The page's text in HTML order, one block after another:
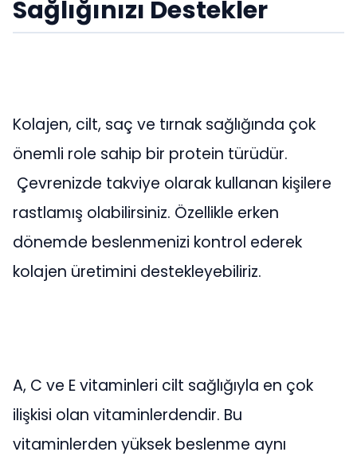
Sağlığınızı Destekler
Kolajen, cilt, saç ve tırnak sağlığında çok
önemli role sahip bir protein türüdür.
Çevrenizde takviye olarak kullanan kişilere
rastlamış olabilirsiniz. Özellikle erken
dönemde beslenmenizi kontrol ederek
kolajen üretimini destekleyebiliriz.
A, C ve E vitaminleri cilt sağlığıyla en çok
ilişkisi olan vitaminlerdendir. Bu
vitaminlerden yüksek beslenme aynı